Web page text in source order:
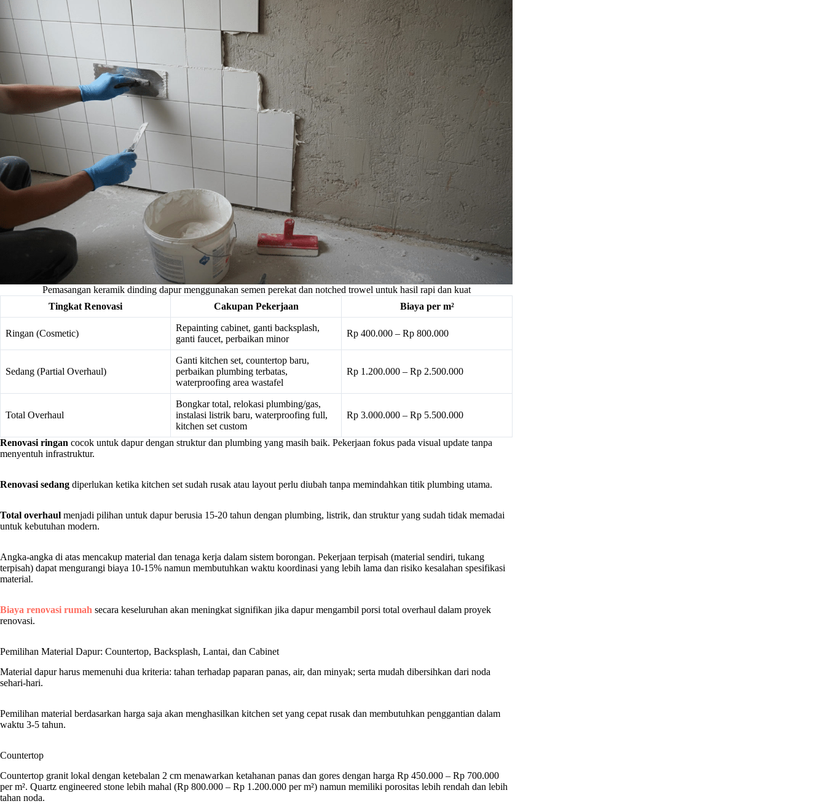
Pemasangan keramik dinding dapur menggunakan semen perekat dan notched trowel untuk hasil rapi dan kuat
Tingkat Renovasi
Cakupan Pekerjaan Biaya per m²
Ringan (Cosmetic)
Repainting cabinet, ganti backsplash,
ganti faucet, perbaikan minor
Rp 400.000 – Rp 800.000
Sedang (Partial Overhaul)
Ganti kitchen set, countertop baru,
perbaikan plumbing terbatas,
waterproofing area wastafel
Rp 1.200.000 – Rp 2.500.000
Total Overhaul
Bongkar total, relokasi plumbing/gas,
instalasi listrik baru, waterproofing full,
kitchen set custom
Rp 3.000.000 – Rp 5.500.000
Renovasi ringan cocok untuk dapur dengan struktur dan plumbing yang masih baik. Pekerjaan fokus pada visual update tanpa
menyentuh infrastruktur.
Renovasi sedang diperlukan ketika kitchen set sudah rusak atau layout perlu diubah tanpa memindahkan titik plumbing utama.
Total overhaul menjadi pilihan untuk dapur berusia 15-20 tahun dengan plumbing, listrik, dan struktur yang sudah tidak memadai
untuk kebutuhan modern.
Angka-angka di atas mencakup material dan tenaga kerja dalam sistem borongan. Pekerjaan terpisah (material sendiri, tukang
terpisah) dapat mengurangi biaya 10-15% namun membutuhkan waktu koordinasi yang lebih lama dan risiko kesalahan spesifikasi
material.
Biaya renovasi rumah secara keseluruhan akan meningkat signifikan jika dapur mengambil porsi total overhaul dalam proyek
renovasi.
Pemilihan Material Dapur: Countertop, Backsplash, Lantai, dan Cabinet
Material dapur harus memenuhi dua kriteria: tahan terhadap paparan panas, air, dan minyak; serta mudah dibersihkan dari noda
sehari-hari.
Pemilihan material berdasarkan harga saja akan menghasilkan kitchen set yang cepat rusak dan membutuhkan penggantian dalam
waktu 3-5 tahun.
Countertop
Countertop granit lokal dengan ketebalan 2 cm menawarkan ketahanan panas dan gores dengan harga Rp 450.000 – Rp 700.000
per m². Quartz engineered stone lebih mahal (Rp 800.000 – Rp 1.200.000 per m²) namun memiliki porositas lebih rendah dan lebih
tahan noda.